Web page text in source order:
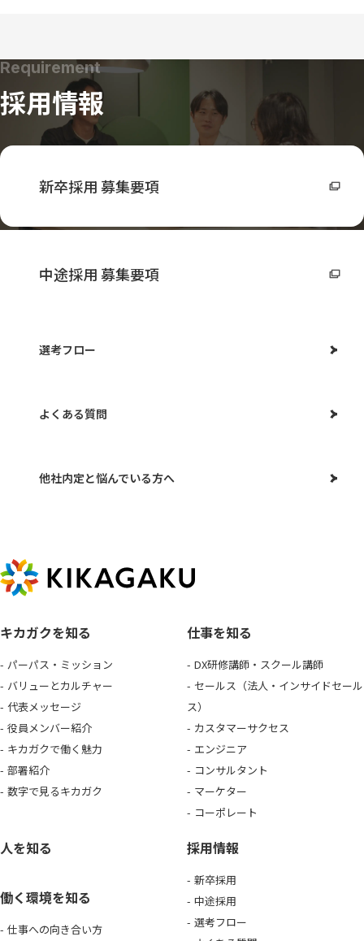
Requirement
採用情報
新卒採用 募集要項
中途採用 募集要項
選考フロー
よくある質問
他社内定と悩んでいる方へ
キカガクを知る
パーパス・ミッション
バリューとカルチャー
代表メッセージ
役員メンバー紹介
キカガクで働く魅力
部署紹介
数字で見るキカガク
仕事を知る
DX研修講師・スクール講師
セールス（法人・インサイドセール
ス）
カスタマーサクセス
エンジニア
コンサルタント
マーケター
コーポレート
人を知る
働く環境を知る
仕事への向き合い方
採用情報
新卒採用
中途採用
選考フロー